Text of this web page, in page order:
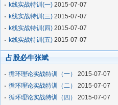
k线实战特训(一) 2015-07-07
k线实战特训(三) 2015-07-07
k线实战特训(四) 2015-07-07
k线实战特训(五) 2015-07-07
占股必牛张斌
循环理论实战特训（一）
2015-07-07
循环理论实战特训（二）
2015-07-07
循环理论实战特训（四）
2015-07-07